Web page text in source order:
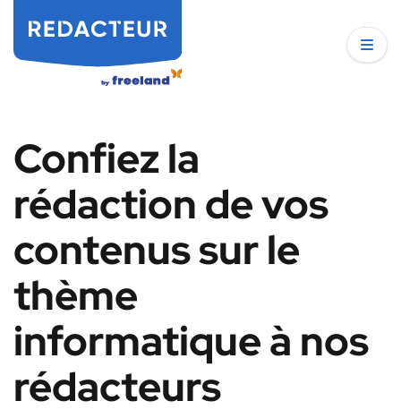
Confiez la
rédaction de vos
contenus sur le
thème
informatique à nos
rédacteurs